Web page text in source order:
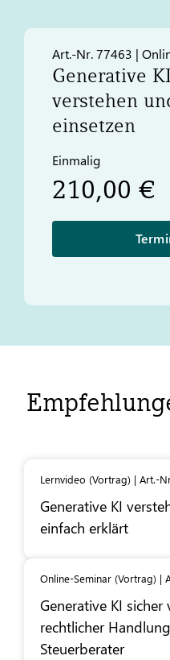
Art.-Nr. 77463 |
Generative
verstehen
einsetzen
Einmalig
210,00 €
Lernvideo (Vortrag) | Art.-
Generative KI
einfach erklärt
Online-Seminar (Vortrag)​ |
Generative KI
rechtlicher
Steuerberater